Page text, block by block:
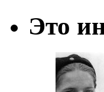
Это